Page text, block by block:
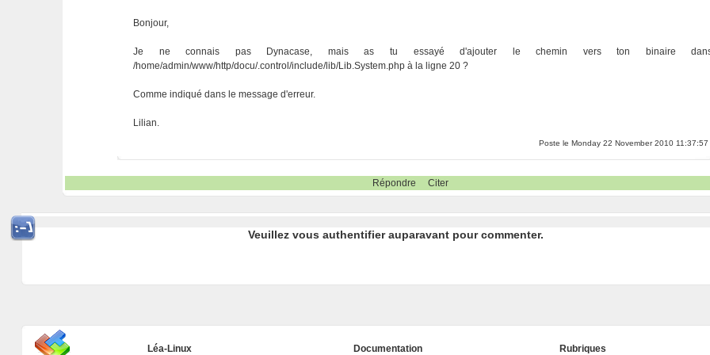
Bonjour,
Je ne connais pas Dynacase, mais as tu essayé d'ajouter le chemin vers ton binaire
/home/admin/www/http/docu/.control/include/lib/Lib.System.php à la ligne 20 ?
Comme indiqué dans le message d'erreur.
Lilian.
Poste le Monday 22 November 2010 11:37:57
Répondre Citer
Veuillez vous authentifier auparavant pour commenter.
Léa-Linux Documentation Rubriques